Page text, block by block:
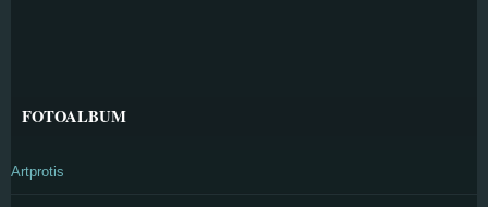
FOTOALBUM
Artprotis